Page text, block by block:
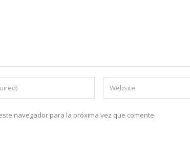
navegador para la próxima vez que comente.